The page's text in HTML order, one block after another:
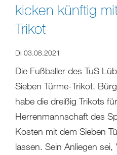
kicken künftig
Trikot
Di 03.08.2021
Die Fußballer des TuS
Sieben Türme-Trikot.
habe die dreißig Trikots
Herrenmannschaft des
Kosten mit dem Sieben
lassen. Sein Anliegen